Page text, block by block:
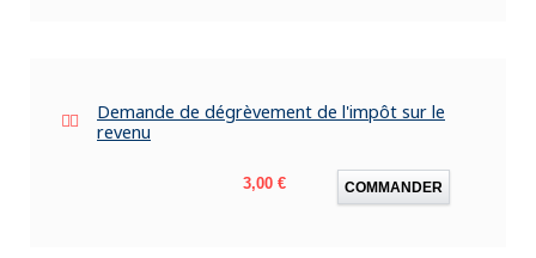
Demande de dégrèvement de l'impôt sur le
revenu
Prix
3,00 € COMMANDER